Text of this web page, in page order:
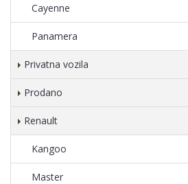
Cayenne
Panamera
Privatna vozila
Prodano
Renault
Kangoo
Master